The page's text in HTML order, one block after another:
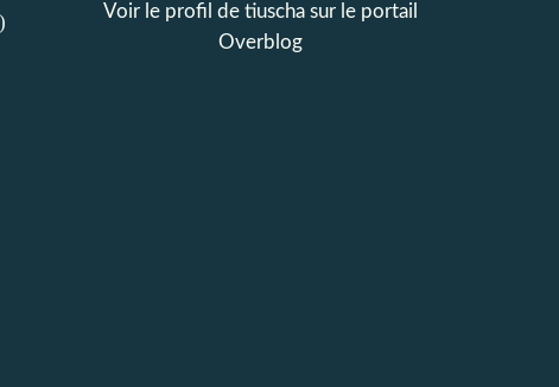
Voir le profil de tiuschasur le portail
Overblog